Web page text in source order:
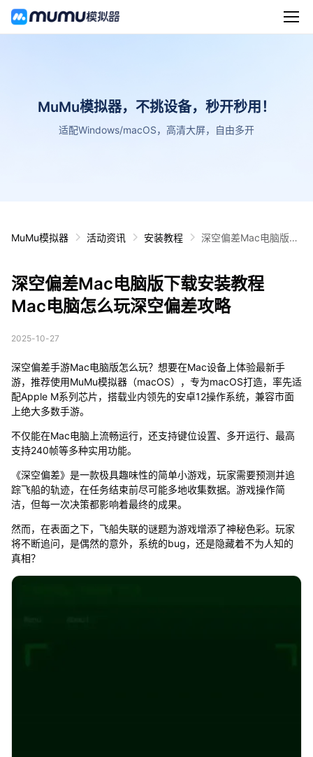
MuMu模拟器，不挑设备，秒开秒用！
适配Windows/macOS，高清大屏，自由多开
MuMu模拟器 活动资讯 安装教程
深空偏差Mac电脑版下
深空偏差Mac电脑版下载安装教程
Mac电脑怎么玩深空偏差攻略
2025-10-27
深空偏差手游Mac电脑版怎么玩？想要在Mac设备上体验最新手
游，推荐使用MuMu模拟器（macOS），专为macOS打造，率先适
配Apple M系列芯片，搭载业内领先的安卓12操作系统，兼容市面
上绝大多数手游。
不仅能在Mac电脑上流畅运行，还支持键位设置、多开运行、最高
支持240帧等多种实用功能。
《深空偏差》是一款极具趣味性的简单小游戏，玩家需要预测并追
踪飞船的轨迹，在任务结束前尽可能多地收集数据。游戏操作简
洁，但每一次决策都影响着最终的成果。
然而，在表面之下，飞船失联的谜题为游戏增添了神秘色彩。玩家
将不断追问，是偶然的意外，系统的bug，还是隐藏着不为人知的
真相？